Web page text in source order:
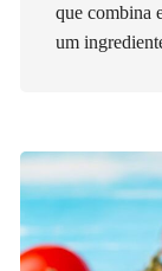
que combina
um